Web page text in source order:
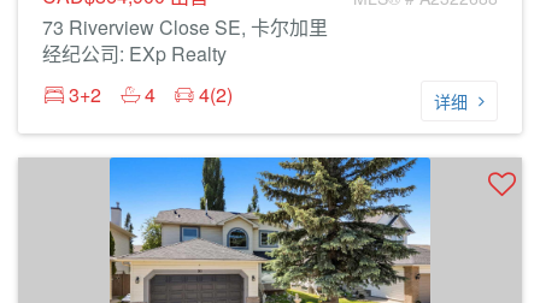
73 Riverview Close SE, 卡尔加里
经纪公司: EXp Realty
3+2
4 4(2) 详细